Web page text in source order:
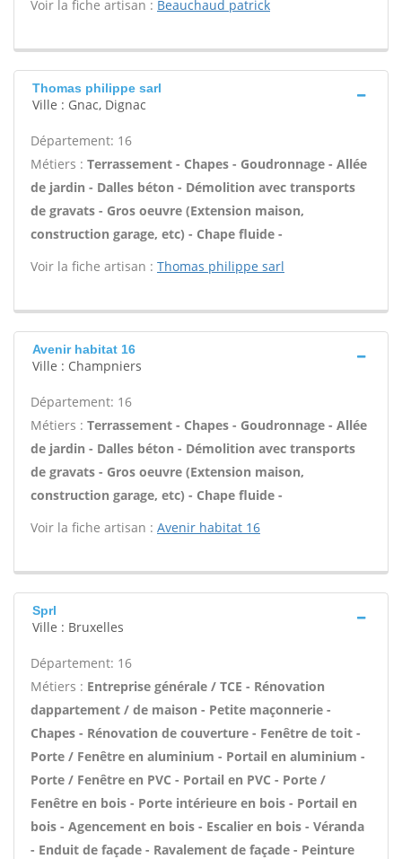
Voir la fiche artisan : Beauchaud patrick
Thomas philippe sarl
Ville : Gnac, Dignac
Département: 16
Métiers : Terrassement - Chapes - Goudronnage - Allée
de jardin - Dalles béton - Démolition avec transports
de gravats - Gros oeuvre (Extension maison,
construction garage, etc) - Chape fluide -
Voir la fiche artisan : Thomas philippe sarl
Avenir habitat 16
Ville : Champniers
Département: 16
Métiers : Terrassement - Chapes - Goudronnage - Allée
de jardin - Dalles béton - Démolition avec transports
de gravats - Gros oeuvre (Extension maison,
construction garage, etc) - Chape fluide -
Voir la fiche artisan : Avenir habitat 16
Sprl
Ville : Bruxelles
Département: 16
Métiers : Entreprise générale / TCE - Rénovation
dappartement / de maison - Petite maçonnerie -
Chapes - Rénovation de couverture - Fenêtre de toit -
Porte / Fenêtre en aluminium - Portail en aluminium -
Porte / Fenêtre en PVC - Portail en PVC - Porte /
Fenêtre en bois - Porte intérieure en bois - Portail en
bois - Agencement en bois - Escalier en bois - Véranda
- Enduit de façade - Ravalement de façade - Peinture